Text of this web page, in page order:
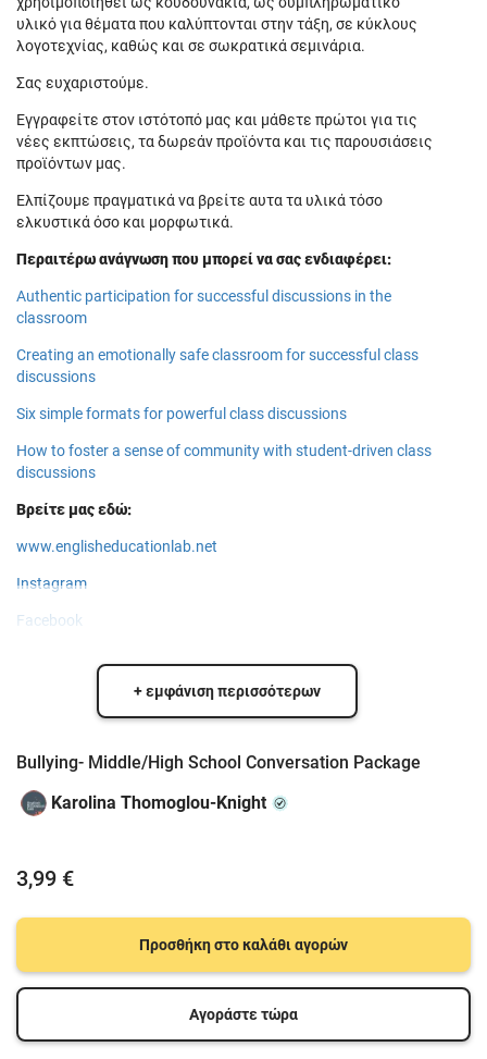
υλικό για θέματα που καλύπτονται στην τάξη, σε κύκλους
λογοτεχνίας, καθώς και σε σωκρατικά σεμινάρια.
Σας ευχαριστούμε.
Εγγραφείτε στον ιστότοπό μας και μάθετε πρώτοι για τις
νέες εκπτώσεις, τα δωρεάν προϊόντα και τις παρουσιάσεις
προϊόντων μας.
Ελπίζουμε πραγματικά να βρείτε αυτα τα υλικά τόσο
ελκυστικά όσο και μορφωτικά.
Περαιτέρω ανάγνωση που μπορεί να σας ενδιαφέρει:
Authentic participation for successful discussions in the
classroom
Creating an emotionally safe classroom for successful class
discussions
Six simple formats for powerful class discussions
How to foster a sense of community with student-driven class
discussions
Βρείτε μας εδώ:
www.englisheducationlab.net
Instagram
Facebook
+ εμφάνιση περισσότερων
Bullying- Middle/High School Conversation Package
Karolina Thomoglou-Knight
3,99 €
Προσθήκη στο καλάθι αγορών
Αγοράστε τώρα